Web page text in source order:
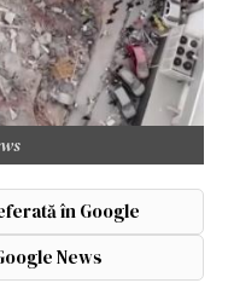
în Google
News